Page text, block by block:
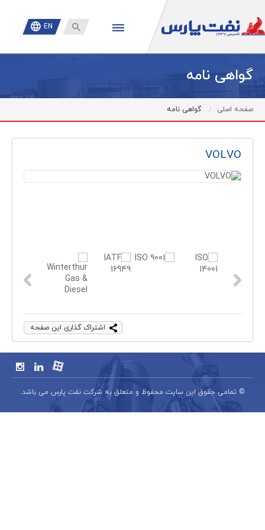
 EN
گواهی نامه
صفحه اصلی گواهی نامه
VOLVO
اشتراک گذاری این صفحه
© تمامی حقوق این سایت محفوظ و متعلق به شرکت نفت پارس می باشد.